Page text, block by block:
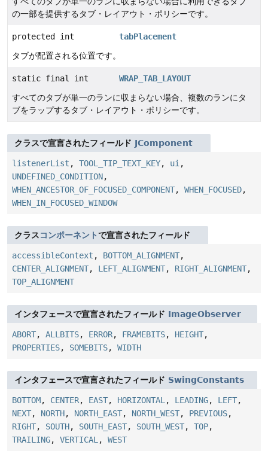
の一部を提供するタブ・レイアウト・ポリシーです。
protected int
tabPlacement
タブが配置される位置です。
static final int
WRAP_TAB_LAYOUT
すべてのタブが単一のランに収まらない場合、複数のランにタ
ブをラップするタブ・レイアウト・ポリシーです。
クラスで宣言されたフィールド JComponent
listenerList , TOOL_TIP_TEXT_KEY, ui ,
UNDEFINED_CONDITION,
WHEN_ANCESTOR_OF_FOCUSED_COMPONENT, WHEN_FOCUSED,
WHEN_IN_FOCUSED_WINDOW
クラスコンポーネントで宣言されたフィールド
accessibleContext , BOTTOM_ALIGNMENT,
CENTER_ALIGNMENT, LEFT_ALIGNMENT, RIGHT_ALIGNMENT,
TOP_ALIGNMENT
インタフェースで宣言されたフィールド ImageObserver
ABORT, ALLBITS, ERROR, FRAMEBITS, HEIGHT,
PROPERTIES, SOMEBITS, WIDTH
インタフェースで宣言されたフィールド SwingConstants
BOTTOM, CENTER, EAST, HORIZONTAL , LEADING, LEFT,
NEXT, NORTH, NORTH_EAST, NORTH_WEST, PREVIOUS,
RIGHT, SOUTH, SOUTH_EAST, SOUTH_WEST, TOP,
TRAILING, VERTICAL , WEST